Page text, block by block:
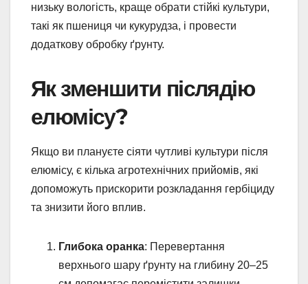
низьку вологість, краще обрати стійкі культури,
такі як пшениця чи кукурудза, і провести
додаткову обробку ґрунту.
Як зменшити післядію
елюмісу?
Якщо ви плануєте сіяти чутливі культури після
елюмісу, є кілька агротехнічних прийомів, які
допоможуть прискорити розкладання гербіциду
та знизити його вплив.
Глибока оранка: Перевертання
верхнього шару ґрунту на глибину 20–25